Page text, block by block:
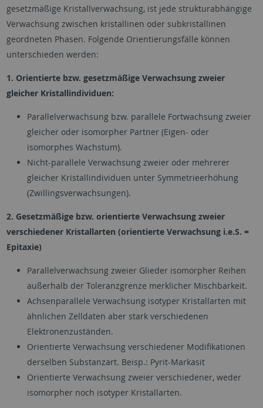
gesetzmäßige Kristallverwachsung, ist jede strukturabhängige
Verwachsung zwischen kristallinen oder subkristallinen
geordneten Phasen. Folgende Orientierungsfälle können
unterschieden werden:
1. Orientierte bzw. gesetzmäßige Verwachsung zweier
gleicher Kristallindividuen:
Parallelverwachsung bzw. parallele Fortwachsung zweier
gleicher oder isomorpher Partner (Eigen- oder
isomorphes Wachstum).
Nicht-parallele Verwachsung zweier oder mehrerer
gleicher Kristallindividuen unter Symmetrieerhöhung
(Zwillingsverwachsungen).
2. Gesetzmäßige bzw. orientierte Verwachsung zweier
verschiedener Kristallarten (orientierte Verwachsung i.e.S. =
Epitaxie)
Parallelverwachsung zweier Glieder isomorpher Reihen
außerhalb der Toleranzgrenze merklicher Mischbarkeit.
Achsenparallele Verwachsung isotyper Kristallarten mit
ähnlichen Zelldaten aber stark verschiedenen
Elektronenzuständen.
Orientierte Verwachsung verschiedener Modifikationen
derselben Substanzart. Beisp.: Pyrit-Markasit
Orientierte Verwachsung zweier verschiedener, weder
isomorpher noch isotyper Kristallarten.